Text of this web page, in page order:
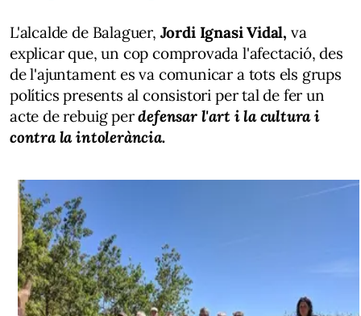
L'alcalde de Balaguer, Jordi Ignasi Vidal, va
explicar que, un cop comprovada l'afectació, des
de l'ajuntament es va comunicar a tots els grups
polítics presents al consistori per tal de fer un
acte de rebuig perdefensar l'art i la cultura i
contra la intolerància.